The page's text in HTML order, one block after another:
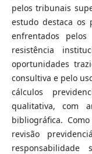
pelos tribunais
estudo destaca os
enfrentados
resistência
oportunidades
consultiva e pelo
cálculos
qualitativa, com
bibliográfica.
revisão
responsabilidade